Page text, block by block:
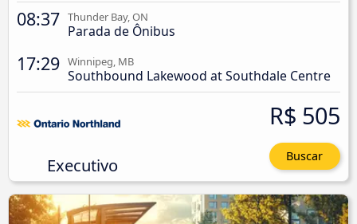
08:37 Thunder Bay, ON
Parada de Ônibus
17:29 Winnipeg, MB
Southbound Lakewood at Southdale Centre
Executivo
R$ 505
Buscar